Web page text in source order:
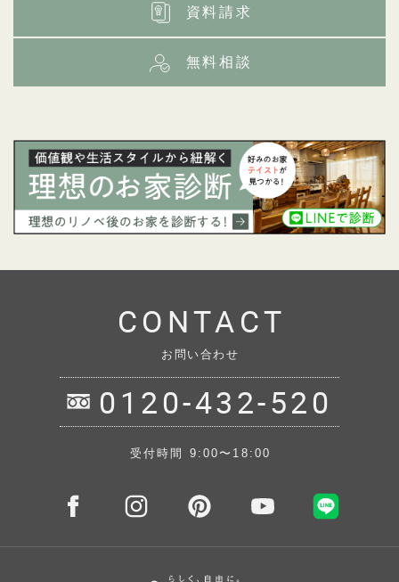
資料請求
無料相談
CONTACT
お問い合わせ
0120-432-520
受付時間 9:00〜18:00